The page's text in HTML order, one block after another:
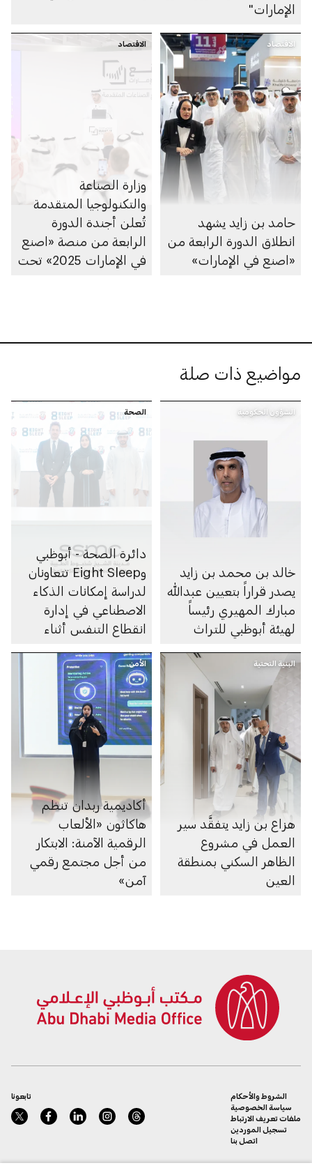
الإمارات"
الاقتصاد
حامد بن زايد يشهد
انطلاق الدورة الرابعة من
«اصنع في الإمارات»
الاقتصاد
وزارة الصناعة
والتكنولوجيا المتقدمة
تُعلن أجندة الدورة
الرابعة من منصة «اصنع
في الإمارات 2025» تحت
مواضيع ذات صلة
الشؤون الحكومية
خالد بن محمد بن زايد
يصدر قراراً بتعيين عبدالله
مبارك المهيري رئيساً
لهيئة أبوظبي للتراث
الصحة
دائرة الصحة - أبوظبي
وEight Sleep تتعاونان
لدراسة إمكانات الذكاء
الاصطناعي في إدارة
انقطاع التنفس أثناء
البنية التحتية
هزاع بن زايد يتفقَّد سير
العمل في مشروع
الظاهر السكني بمنطقة
العين
الأمن
أكاديمية ربدان تنظم
هاكاثون «الألعاب
الرقمية الآمنة: الابتكار
من أجل مجتمع رقمي
آمن»
تابعونا
الشروط والأحكام
سياسة الخصوصية
ملفات تعريف الارتباط
تسجيل الموردين
اتصل بنا